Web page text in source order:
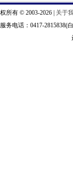
所有 © 2003-2026 | 关于
务电话：0417-